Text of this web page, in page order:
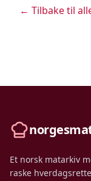
← Tilbake til
Et norsk matarkiv
raske